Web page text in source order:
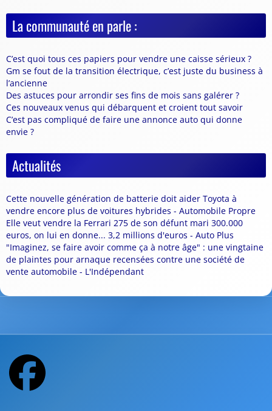
La communauté en parle :
C’est quoi tous ces papiers pour vendre une caisse sérieux ?
Gm se fout de la transition électrique, c’est juste du business à
l’ancienne
Des astuces pour arrondir ses fins de mois sans galérer ?
Ces nouveaux venus qui débarquent et croient tout savoir
C’est pas compliqué de faire une annonce auto qui donne
envie ?
Actualités
Cette nouvelle génération de batterie doit aider Toyota à
vendre encore plus de voitures hybrides - Automobile Propre
Elle veut vendre la Ferrari 275 de son défunt mari 300.000
euros, on lui en donne... 3,2 millions d'euros - Auto Plus
"Imaginez, se faire avoir comme ça à notre âge" : une vingtaine
de plaintes pour arnaque recensées contre une société de
vente automobile - L'Indépendant